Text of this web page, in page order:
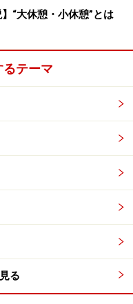
】“大休憩・小休憩”とは
るテーマ
る